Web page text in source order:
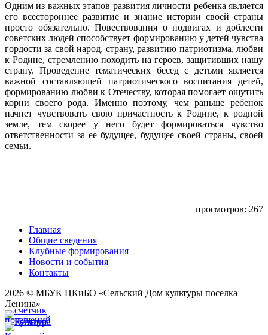
Одним из важных этапов развития личности ребенка является
его всестороннее развитие и знание истории своей страны
просто обязательно. Повествования о подвигах и доблести
советских людей способствует формированию у детей чувства
гордости за свой народ, страну, развитию патриотизма, любви
к Родине, стремлению походить на героев, защитивших нашу
страну. Проведение тематических бесед с детьми является
важной составляющей патриотического воспитания детей,
формированию любви к Отечеству, которая помогает ощутить
корни своего рода. Именно поэтому, чем раньше ребенок
начнет чувствовать свою причастность к Родине, к родной
земле, тем скорее у него будет формироваться чувство
ответственности за ее будущее, будущее своей страны, своей
семьи.
просмотров: 267
Главная
Общие сведения
Клубные формирования
Новости и события
Контакты
2026 © МБУК ЦКиБО «Сельский Дом культуры поселка
Ленина»